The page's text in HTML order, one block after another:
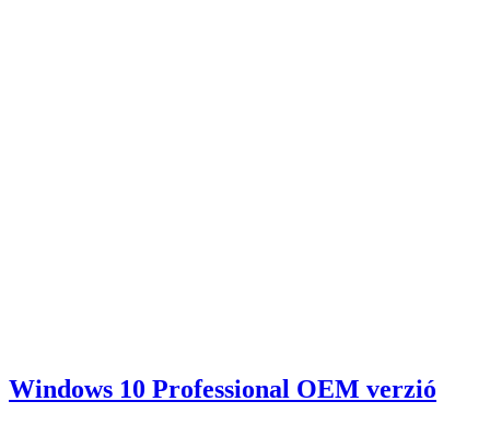
Windows 10 Professional OEM verzió